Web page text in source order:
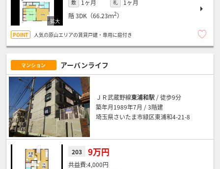
敷 1ヶ月 礼
1ヶ月
階3DK（66.23ｍ2）
人気の原山エリアの賃貸戸建・専用に庭付き
マンション アーバンライフ
ＪＲ武蔵野線東浦和駅 / 徒歩9分
築年月1989年7月 / 3階建
埼玉県さいたま市緑区東浦和4-21-8
203 9万円
4,000円